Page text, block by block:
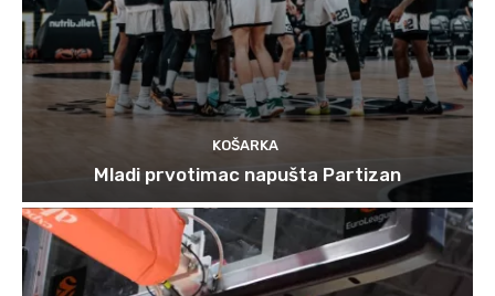
KOŠARKA
Mladi prvotimac napušta Partizan